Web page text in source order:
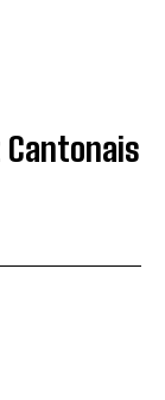
Cantonais